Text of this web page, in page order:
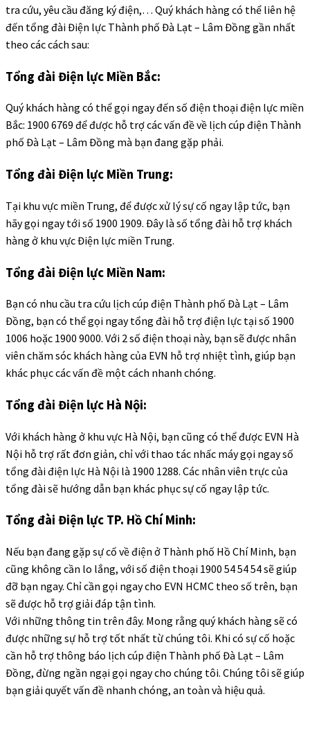
tra cứu, yêu cầu đăng ký điện,… Quý khách hàng có thể liên hệ
đến tổng đài Điện lực Thành phố Đà Lạt – Lâm Đồng gần nhất
theo các cách sau:
Tổng đài Điện lực Miền Bắc:
Quý khách hàng có thể gọi ngay đến số điện thoại điện lực miền
Bắc: 1900 6769 để được hỗ trợ các vấn đề về lịch cúp điện Thành
phố Đà Lạt – Lâm Đồng mà bạn đang gặp phải.
Tổng đài Điện lực Miền Trung:
Tại khu vực miền Trung, để được xử lý sự cố ngay lập tức, bạn
hãy gọi ngay tới số 1900 1909. Đây là số tổng đài hỗ trợ khách
hàng ở khu vực Điện lực miền Trung.
Tổng đài Điện lực Miền Nam:
Bạn có nhu cầu tra cứu lịch cúp điện Thành phố Đà Lạt – Lâm
Đồng, bạn có thể gọi ngay tổng đài hỗ trợ điện lực tại số 1900
1006 hoặc 1900 9000. Với 2 số điện thoại này, bạn sẽ được nhân
viên chăm sóc khách hàng của EVN hỗ trợ nhiệt tình, giúp bạn
khác phục các vấn đề một cách nhanh chóng.
Tổng đài Điện lực Hà Nội:
Với khách hàng ở khu vực Hà Nội, bạn cũng có thể được EVN Hà
Nội hỗ trợ rất đơn giản, chỉ với thao tác nhấc máy gọi ngay số
tổng đài điện lực Hà Nội là 1900 1288. Các nhân viên trực của
tổng đài sẽ hướng dẫn bạn khác phục sự cố ngay lập tức.
Tổng đài Điện lực TP. Hồ Chí Minh:
Nếu bạn đang gặp sự cố về điện ở Thành phố Hồ Chí Minh, bạn
cũng không cần lo lắng, với số điện thoại 1900 54 54 54 sẽ giúp
đỡ bạn ngay. Chỉ cần gọi ngay cho EVN HCMC theo số trên, bạn
sẽ được hỗ trợ giải đáp tận tình.
Với những thông tin trên đây. Mong rằng quý khách hàng sẽ có
được những sự hỗ trợ tốt nhất từ chúng tôi. Khi có sự cố hoặc
cần hỗ trợ thông báo lịch cúp điện Thành phố Đà Lạt – Lâm
Đồng, đừng ngần ngại gọi ngay cho chúng tôi. Chúng tôi sẽ giúp
bạn giải quyết vấn đề nhanh chóng, an toàn và hiệu quả.